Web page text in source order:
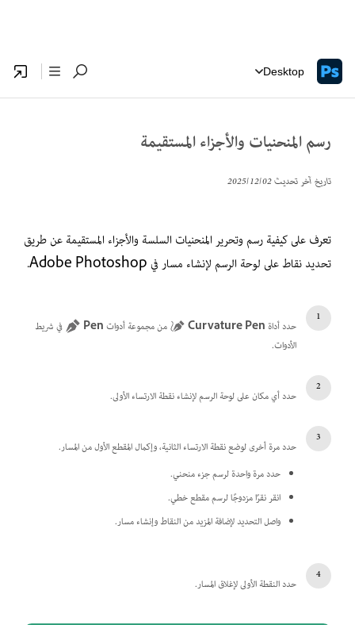
Desktop
رسم المنحنيات والأجزاء المستقيمة
تاريخ آخر تحديث02‏/12‏/2025
تعرف على كيفية رسم وتحرير المنحنيات السلسة والأجزاء المستقيمة عن طريق
تحديد نقاط على لوحة الرسم لإنشاء مسار في Adobe Photoshop.
حدد أداة Curvature Pen من مجموعة أدواتPen
في شريط
الأدوات.
حدد أي مكان على لوحة الرسم لإنشاء نقطة الارتساء الأولى.
حدد مرة أخرى لوضع نقطة الارتساء الثانية، وإكمال المقطع الأول من المسار.
حدد مرة واحدة لرسم جزء منحني.
انقر نقرًا مزدوجًا لرسم مقطع خطي.
واصل التحديد لإضافة المزيد من النقاط وإنشاء مسار.
حدد النقطة الأولى لإغلاق المسار.